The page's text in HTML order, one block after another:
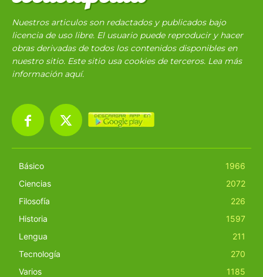
Nuestros articulos son redactados y publicados bajo
licencia de uso libre. El usuario puede reproducir y hacer
obras derivadas de todos los contenidos disponibles en
nuestro sitio. Este sitio usa cookies de terceros. Lea más
información aquí.
Básico
1966
Ciencias
2072
Filosofía
226
Historia
1597
Lengua
211
Tecnología
270
Varios
1185